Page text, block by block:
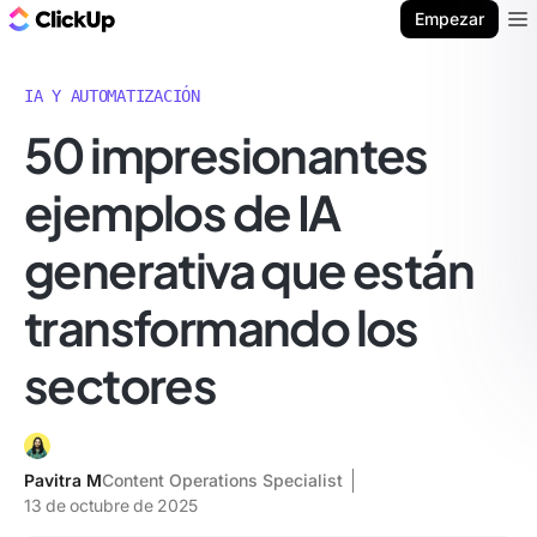
Empezar
IA Y AUTOMATIZACIÓN
50 impresionantes
ejemplos de IA
generativa que están
transformando los
sectores
Pavitra MContent Operations Specialist
13 de octubre de 2025